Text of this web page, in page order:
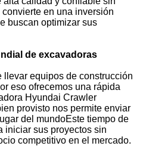
en una inversión
buscan optimizar sus
de excavadoras
llevar equipos de construcción
eso ofrecemos una rápida
Hyundai Crawler
provisto nos permite enviar
del mundoEste tiempo de
iniciar sus proyectos sin
competitivo en el mercado.